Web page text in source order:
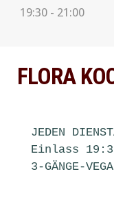
19:30 - 21:00
FLORA
JEDEN
Einlass
3-GÄNGE-